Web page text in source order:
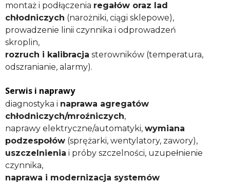
montaż i podłączenia regałów oraz lad
chłodniczych (narożniki, ciągi sklepowe),
prowadzenie linii czynnika i odprowadzeń
skroplin,
rozruch i kalibracja sterowników (temperatura,
odszranianie, alarmy).
Serwis i naprawy
diagnostyka i naprawa agregatów
chłodniczych/mroźniczych,
naprawy elektryczne/automatyki, wymiana
podzespołów (sprężarki, wentylatory, zawory),
uszczelnienia i próby szczelności, uzupełnienie
czynnika,
naprawa i modernizacja systemów